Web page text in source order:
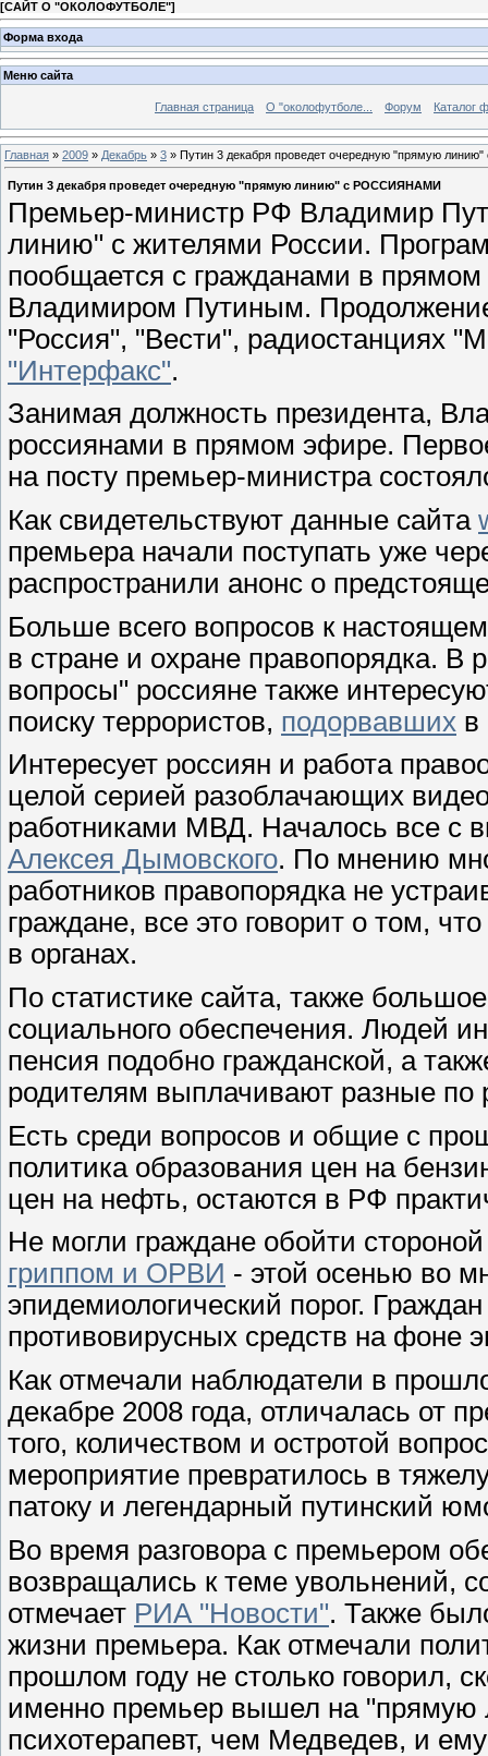
[САЙТ О "ОКОЛОФУТБОЛЕ"]
Форма входа
Меню сайта
Главная страница О "околофутболе... Форум Каталог
Главная » 2009 » Декабрь » 3 » Путин 3 декабря проведет очередную "прямую
Путин 3 декабря проведет очередную "прямую линию" с РОССИЯНАМИ
Премьер-министр РФ Владимир
линию" с жителями России.
пообщается с гражданами в прямом
Владимиром Путиным.
"Россия", "Вести", радиостанциях
"Интерфакс".
Занимая должность президента,
россиянами в прямом эфире.
на посту премьер-министра
Как свидетельствуют данные сайта
премьера начали поступать уже
распространили анонс о
Больше всего вопросов к
в стране и охране правопорядка. В
вопросы" россияне также
поиску террористов, подорвавших в
Интересует россиян и работа
целой серией разоблачающих
работниками МВД. Началось все с
Алексея Дымовского. По мнению
работников правопорядка не
граждане, все это говорит о том,
в органах.
По статистике сайта, также
социального обеспечения. Людей
пенсия подобно гражданской, а
родителям выплачивают разные по
Есть среди вопросов и общие с
политика образования цен на
цен на нефть, остаются в РФ
Не могли граждане обойти
гриппом и ОРВИ - этой осенью во
эпидемиологический порог.
противовирусных средств на фоне
Как отмечали наблюдатели в
декабре 2008 года, отличалась от
того, количеством и остротой
мероприятие превратилось в
патоку и легендарный путинский
Во время разговора с премьером
возвращались к теме увольнений,
отмечает РИА "Новости". Также
жизни премьера. Как отмечали
прошлом году не столько говорил,
именно премьер вышел на "прямую
психотерапевт, чем Медведев, и